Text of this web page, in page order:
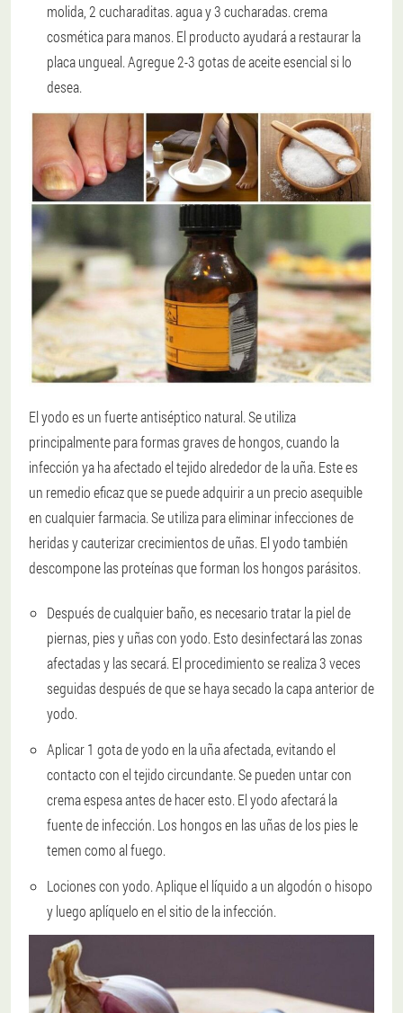
molida, 2 cucharaditas. agua y 3 cucharadas. crema
cosmética para manos. El producto ayudará a restaurar la
placa ungueal. Agregue 2-3 gotas de aceite esencial si lo
desea.
El yodo es un fuerte antiséptico natural. Se utiliza
principalmente para formas graves de hongos, cuando la
infección ya ha afectado el tejido alrededor de la uña. Este es
un remedio eficaz que se puede adquirir a un precio asequible
en cualquier farmacia. Se utiliza para eliminar infecciones de
heridas y cauterizar crecimientos de uñas. El yodo también
descompone las proteínas que forman los hongos parásitos.
Después de cualquier baño, es necesario tratar la piel de
piernas, pies y uñas con yodo. Esto desinfectará las zonas
afectadas y las secará. El procedimiento se realiza 3 veces
seguidas después de que se haya secado la capa anterior de
yodo.
Aplicar 1 gota de yodo en la uña afectada, evitando el
contacto con el tejido circundante. Se pueden untar con
crema espesa antes de hacer esto. El yodo afectará la
fuente de infección. Los hongos en las uñas de los pies le
temen como al fuego.
Lociones con yodo. Aplique el líquido a un algodón o hisopo
y luego aplíquelo en el sitio de la infección.